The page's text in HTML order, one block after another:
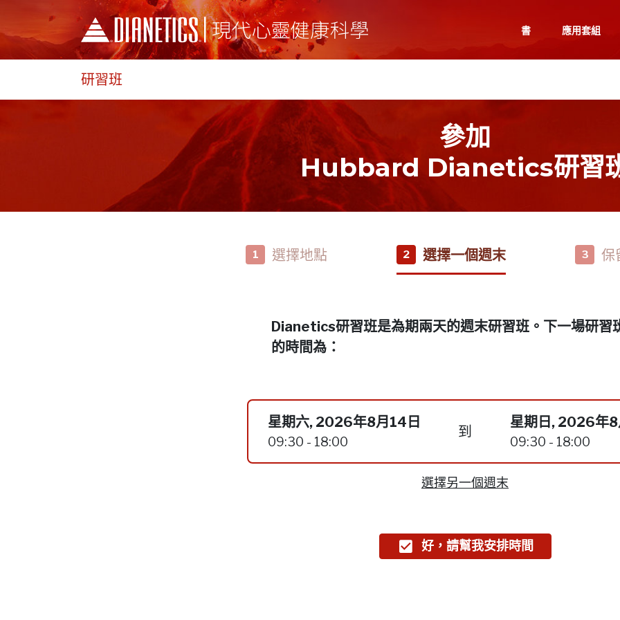
書 應用套組
研習班
參加
Hubbard Dianetics研習
1 選擇地點 2 選擇一個週末 3 保
Dianetics研習班是為期兩天的週末研習班。下一場研習
的時間為：
星期六, 2026年8月14日
09:30 - 18:00
到
星期日, 2026年8
09:30 - 18:00
選擇另一個週末
好，請幫我安排時間